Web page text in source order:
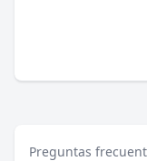
Preguntas